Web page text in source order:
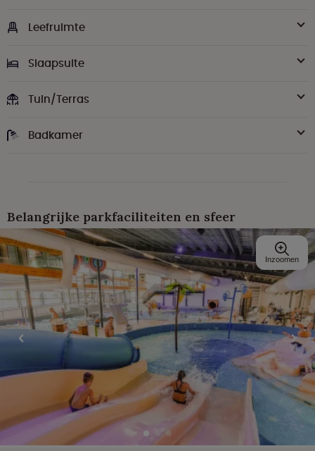
Leefruimte
Slaapsuite
Tuin/Terras
Badkamer
Belangrijke parkfaciliteiten en sfeer
Inzoomen